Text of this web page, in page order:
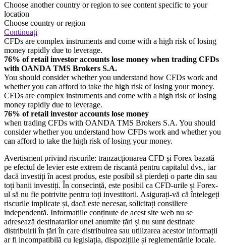
Choose another country or region to see content specific to your
location
Choose country or region
Continuați
CFDs are complex instruments and come with a high risk of losing
money rapidly due to leverage.
76% of retail investor accounts lose money when trading CFDs
with OANDA TMS Brokers S.A.
You should consider whether you understand how CFDs work and
whether you can afford to take the high risk of losing your money.
CFDs are complex instruments and come with a high risk of losing
money rapidly due to leverage.
76% of retail investor accounts lose money
when trading CFDs with OANDA TMS Brokers S.A. You should
consider whether you understand how CFDs work and whether you
can afford to take the high risk of losing your money.
Avertisment privind riscurile: tranzacționarea CFD și Forex bazată
pe efectul de levier este extrem de riscantă pentru capitalul dvs., iar
dacă investiți în acest produs, este posibil să pierdeți o parte din sau
toți banii investiți. În consecință, este posibil ca CFD-urile și Forex-
ul să nu fie potrivite pentru toți investitorii. Asigurați-vă că înțelegeți
riscurile implicate și, dacă este necesar, solicitați consiliere
independentă. Informațiile conținute de acest site web nu se
adresează destinatarilor unei anumite țări și nu sunt destinate
distribuirii în țări în care distribuirea sau utilizarea acestor informații
ar fi incompatibilă cu legislația, dispozițiile și reglementările locale.